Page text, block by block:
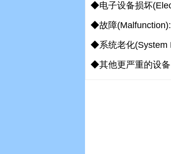
◆电子设备损坏
◆故障
◆系统老化(System
◆其他更严重的设